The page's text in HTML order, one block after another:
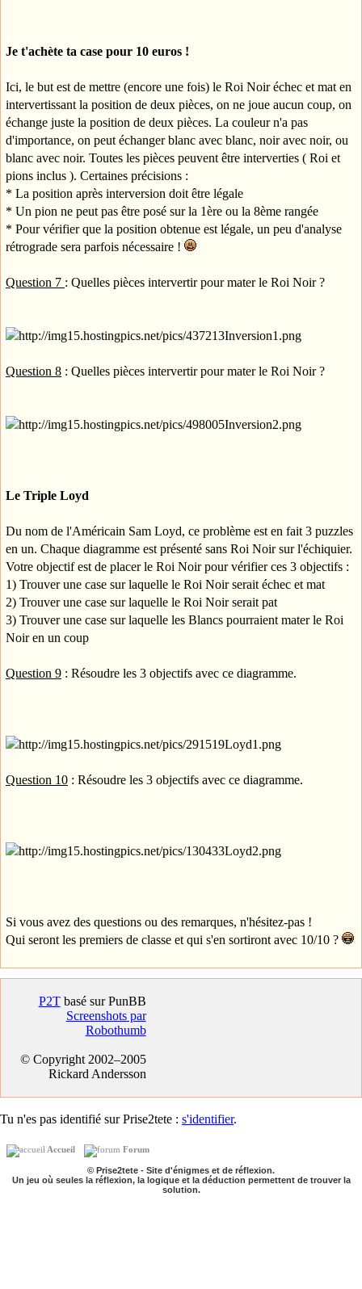
Je t'achète ta case pour 10 euros !
Ici, le but est de mettre (encore une fois) le Roi Noir échec et mat en
intervertissant la position de deux pièces, on ne joue aucun coup, on
échange juste la position de deux pièces. La couleur n'a pas
d'importance, on peut échanger blanc avec blanc, noir avec noir, ou
blanc avec noir. Toutes les pièces peuvent être interverties ( Roi et
pions inclus ). Certaines précisions :
* La position après interversion doit être légale
* Un pion ne peut pas être posé sur la 1ère ou la 8ème rangée
* Pour vérifier que la position obtenue est légale, un peu d'analyse
rétrograde sera parfois nécessaire !
Question 7 : Quelles pièces intervertir pour mater le Roi Noir ?
Question 8 : Quelles pièces intervertir pour mater le Roi Noir ?
Le Triple Loyd
Du nom de l'Américain Sam Loyd, ce problème est en fait 3 puzzles
en un. Chaque diagramme est présenté sans Roi Noir sur l'échiquier.
Votre objectif est de placer le Roi Noir pour vérifier ces 3 objectifs :
1) Trouver une case sur laquelle le Roi Noir serait échec et mat
2) Trouver une case sur laquelle le Roi Noir serait pat
3) Trouver une case sur laquelle les Blancs pourraient mater le Roi
Noir en un coup
Question 9 : Résoudre les 3 objectifs avec ce diagramme.
Question 10 : Résoudre les 3 objectifs avec ce diagramme.
Si vous avez des questions ou des remarques, n'hésitez-pas !
Qui seront les premiers de classe et qui s'en sortiront avec 10/10 ?
P2Tbasé sur PunBB
Screenshots par
Robothumb
© Copyright 2002–2005
Rickard Andersson
Tu n'es pas identifié sur Prise2tete : s'identifier.
Accueil Forum
© Prise2tete - Site d'énigmes et de réflexion.
Un jeu où seules la réflexion, la logique et la déduction permettent de trouver la
solution.